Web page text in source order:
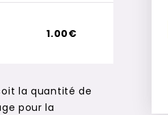
1.00€
la quantité de
pour la